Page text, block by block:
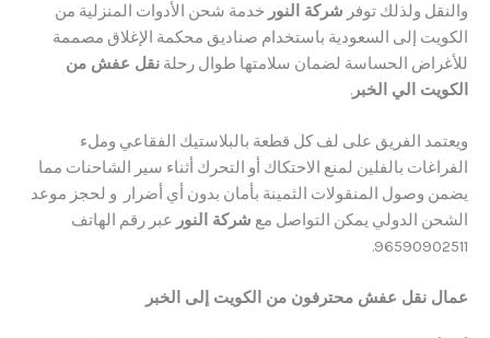
ولذلك توفرشركة النورخدمة شحن الأدوات المنزلية من
إلى السعودية باستخدام صناديق محكمة الإغلاق مصممة
الحساسة لضمان سلامتها طوال رحلةنقل عفش من
الي الخبر.
الفريق على لف كل قطعة بالبلاستيك الفقاعي وملء
بالفلين لمنع الاحتكاك أو التحرك أثناء سير الشاحنات مما
المنقولات الثمينة بأمان بدون أي أضرار و لحجز موعد
الدولي يمكن التواصل معشركة النورعبر رقم الهاتف
نقل عفش محترفون من الكويت إلى الخبر